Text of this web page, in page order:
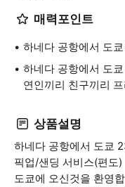
매력포인트
하네다 공항에서 도
하네다 공항에서 도
연인끼리 친구끼리
상품설명
하네다 공항에서 도쿄
픽업/샌딩 서비스(편도)
도쿄에 오신것을 환영